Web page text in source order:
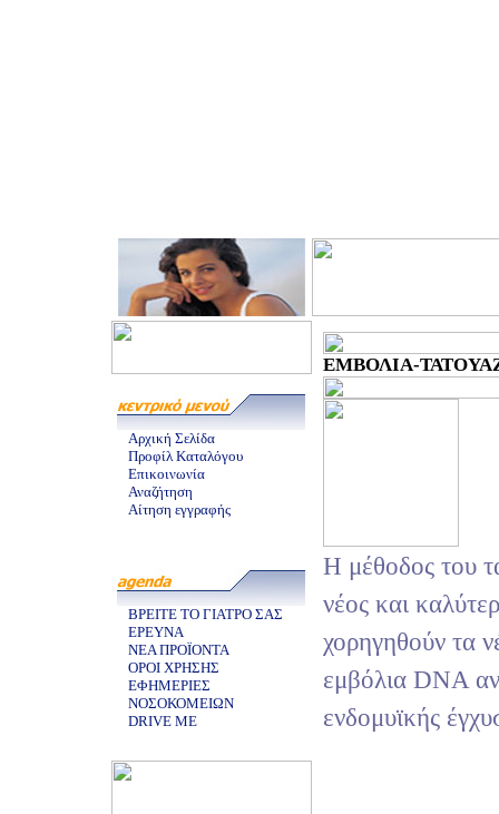
Αρχική Σελίδα
Προφίλ Καταλόγου
Επικοινωνία
Αναζήτηση
Αίτηση εγγραφής
ΒΡΕΙΤΕ ΤΟ ΓΙΑΤΡΟ ΣΑΣ
ΕΡΕΥΝΑ
ΝΕΑ ΠΡΟΪΟΝΤΑ
ΟΡΟΙ ΧΡΗΣΗΣ
ΕΦΗΜΕΡΙΕΣ
ΝΟΣΟΚΟΜΕΙΩΝ
DRIVE ME
ΕΜΒΟΛΙΑ-ΤΑΤΟΥΑΖ
H μέθοδος του
νέος και
χορηγηθούν τα
εμβόλια DNA
ενδομυϊκής